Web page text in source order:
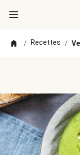
/ Recettes /